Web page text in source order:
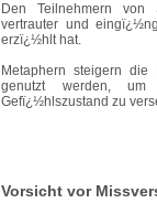
Den Teilnehmern von
vertrauter und
erzï¿½hlt hat.
Metaphern steigern
genutzt werden,
Gefï¿½hlszustand zu
Vorsicht vor